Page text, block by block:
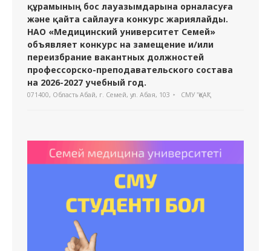
құрамының бос лауазымдарына орналасуға
және қайта сайлауға конкурс жариялайды.
НАО «Медицинский университет Семей»
объявляет конкурс на замещение и/или
переизбрание вакантных должностей
профессорско-преподавательского состава
на 2026-2027 учебный год.
071400, Область Абай, г. Семей, ул. Абая, 103 СМУ "ҚеАҚ"